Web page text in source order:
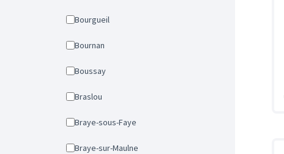
Bourgueil
Bournan
Boussay
Braslou
Braye-sous-Faye
Braye-sur-Maulne